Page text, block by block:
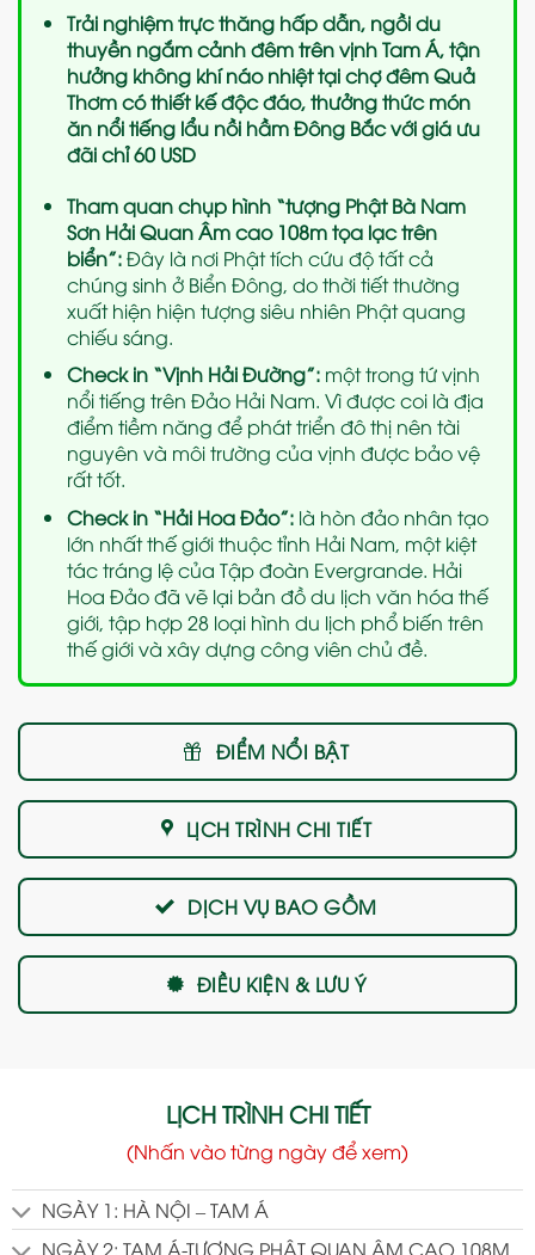
Trải nghiệm trực thăng hấp dẫn, ngồi du
thuyền ngắm cảnh đêm trên vịnh Tam Á, tận
hưởng không khí náo nhiệt tại chợ đêm Quả
Thơm có thiết kế độc đáo, thưởng thức món
ăn nổi tiếng lẩu nồi hầm Đông Bắc với giá ưu
đãi chỉ 60 USD
Tham quan chụp hình “tượng Phật Bà Nam
Sơn Hải Quan Âm cao 108m tọa lạc trên
biển”:Đây là nơi Phật tích cứu độ tất cả
chúng sinh ở Biển Đông, do thời tiết thường
xuất hiện hiện tượng siêu nhiên Phật quang
chiếu sáng.
Check in “Vịnh Hải Đường”: một trong tứ vịnh
nổi tiếng trên Đảo Hải Nam. Vì được coi là địa
điểm tiềm năng để phát triển đô thị nên tài
nguyên và môi trường của vịnh được bảo vệ
rất tốt.
Check in “Hải Hoa Đảo”: là hòn đảo nhân tạo
lớn nhất thế giới thuộc tỉnh Hải Nam, một kiệt
tác tráng lệ của Tập đoàn Evergrande. Hải
Hoa Đảo đã vẽ lại bản đồ du lịch văn hóa thế
giới, tập hợp 28 loại hình du lịch phổ biến trên
thế giới và xây dựng công viên chủ đề.
LỊCH TRÌNH CHI TIẾT
(Nhấn vào từng ngày để xem)
NGÀY 1: HÀ NỘI – TAM Á
NGÀY 2: TAM Á-TƯỢNG PHẬT QUAN ÂM CAO 108M
ĐIỂM NỔI BẬT
LỊCH TRÌNH CHI TIẾT
DỊCH VỤ BAO GỒM
ĐIỀU KIỆN & LƯU Ý